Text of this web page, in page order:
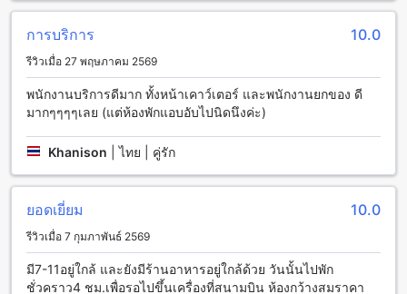
ท่าน ที่นี่มีบริการห้องอาหาร 24 ชั่วโมง ซึ่งสามารถสั่งอาหารใน
ห้องพักได้ตลอดเวลา นอกจากนี้ยังมีร้านกาแฟที่สะดวกสบายให้
อร่อยได้ตลอดวัน
ที่นี่ยังมีบริการอาหารเช้าบุฟเฟต์ที่หลากหลายมากมายให้เลือก
ทาน ท่านสามารถเลือกสัมผัสกับอาหารจานด่วน อาหารท้องถิ่น
และอาหารตะวันตกที่อร่อย และคุณภาพเยี่ยม นอกจากนี้ยังมี
อาหารเช้าแบบคอนติเนนตัล ให้บริการสำหรับท่านที่ต้องการสิ่ง
อาหารที่เป็นประเภทเดียวกันเสมอ
สุวรรณภูมิ โอเรียนตัล รีสอร์ต มีห้องพักให้เลือกหลากหลาย
ประเภท เพื่อตอบสนองความต้องการของผู้เข้าพักทุกท่าน หากคุณ
กำลังมองหาห้องพักที่มีพื้นที่กว้างขวาง ห้อง Standard Double
ขนาด 28 ตารางเมตร หรือหากคุณต้องการห้องพักที่มีเตียงคู่ ห้อง
การบริการ 10.0
รีวิวเมื่อ 27 พฤษภาคม 2569
พนักงานบริการดีมาก ทั้งหน้าเคาว์เตอร์ และพนักงานยกของ ดี
มากๆๆๆๆเลย (แต่ห้องพักแอบอับไปนิดนึงค่ะ)
Khanison |ไทย | คู่รัก
ยอดเยี่ยม 10.0
รีวิวเมื่อ 7 กุมภาพันธ์ 2569
มี7-11อยู่ใกล้ และยังมีร้านอาหารอยู่ใกล้ด้วย วันนั้นไปพัก
ชั่วคราว4 ชม.เพื่อรอไปขึ้นเครื่องที่สนามบิน ห้องกว้างสมราคา